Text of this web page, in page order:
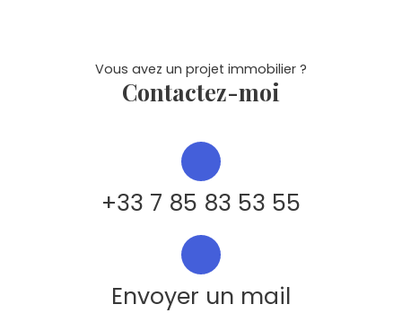
Vous avez un projet immobilier ?
Contactez-moi
+33 7 85 83 53 55
Envoyer un mail